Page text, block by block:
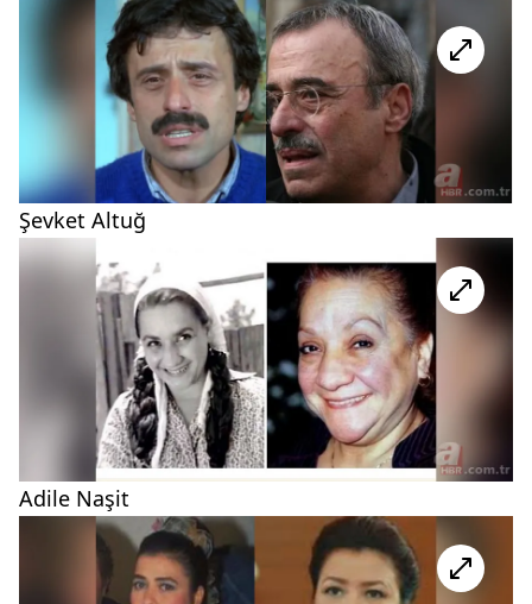
Şevket Altuğ
Adile Naşit